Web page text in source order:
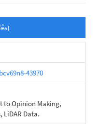
43970
to Opinion Making,
LiDAR Data.